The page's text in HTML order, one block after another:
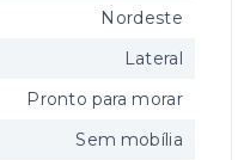
Nordeste
Lateral
Pronto para morar
Sem mobília